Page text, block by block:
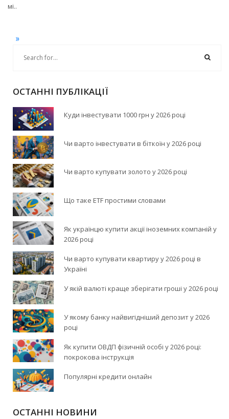
мі..
»
ОСТАННІ ПУБЛІКАЦІЇ
Куди інвестувати 1000 грн у 2026 році
Чи варто інвестувати в біткоїн у 2026 році
Чи варто купувати золото у 2026 році
Що таке ETF простими словами
Як українцю купити акції іноземних компаній у
2026 році
Чи варто купувати квартиру у 2026 році в
Україні
У якій валюті краще зберігати гроші у 2026 році
У якому банку найвигідніший депозит у 2026
році
Як купити ОВДП фізичній особі у 2026 році:
покрокова інструкція
Популярні кредити онлайн
ОСТАННІ НОВИНИ